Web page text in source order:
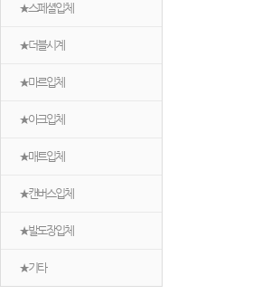
★스페셜입체
★더블시계
★마르입체
★아크입체
★매트입체
★캔버스입체
★발도장입체
★기타